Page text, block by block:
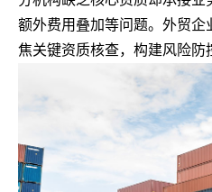
额外费用叠加等问题。外贸企
焦关键资质核查，构建风险防